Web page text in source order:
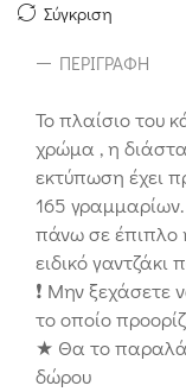
Σύγκριση
ΠΕΡΙΓΡΑΦΉ
Το πλαίσιο του
χρώμα , η
εκτύπωση έχει
165
πάνω σε έπιπλο
ειδικό γαντζάκι
❗ Μην ξεχάσετε
το οποίο
★ Θα το
δώρου